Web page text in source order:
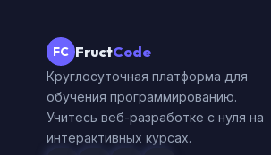
FC FructCode
Круглосуточная платформа для
обучения программированию.
Учитесь веб-разработке с нуля на
интерактивных курсах.